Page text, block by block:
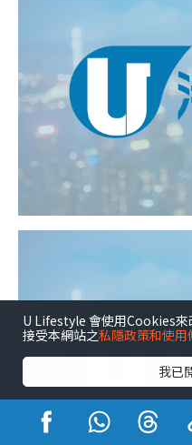
U Lifestyle 會使用Cookies來
接受本網站之私隱政策和使用
我已